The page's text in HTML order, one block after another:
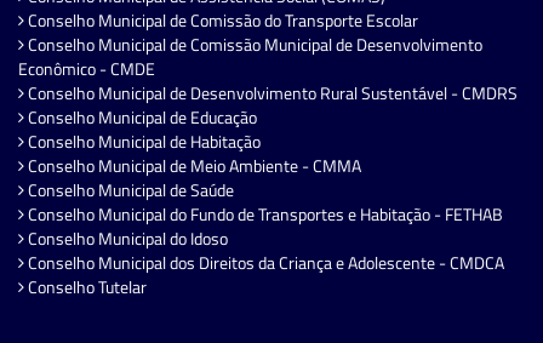
Conselho Municipal de Comissão do Transporte Escolar
Conselho Municipal de Comissão Municipal de Desenvolvimento
Econômico - CMDE
Conselho Municipal de Desenvolvimento Rural Sustentável - CMDRS
Conselho Municipal de Educação
Conselho Municipal de Habitação
Conselho Municipal de Meio Ambiente - CMMA
Conselho Municipal de Saúde
Conselho Municipal do Fundo de Transportes e Habitação - FETHAB
Conselho Municipal do Idoso
Conselho Municipal dos Direitos da Criança e Adolescente - CMDCA
Conselho Tutelar